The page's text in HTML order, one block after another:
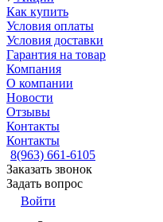
Как купить
Условия оплаты
Условия доставки
Гарантия на товар
Компания
О компании
Новости
Отзывы
Контакты
Контакты
8(963) 661-6105
Заказать звонок
Задать вопрос
Войти